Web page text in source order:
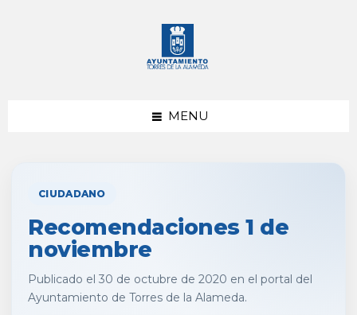
MENU
CIUDADANO
Recomendaciones 1 de
noviembre
Publicado el 30 de octubre de 2020 en el portal del
Ayuntamiento de Torres de la Alameda.